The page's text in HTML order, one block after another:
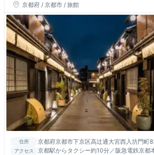
京都府 / 京都市 / 旅館
住所 京都府京都市下京区高辻通大宮西入坊門町
アクセス
京都駅からタクシー約10分／阪急電鉄京都